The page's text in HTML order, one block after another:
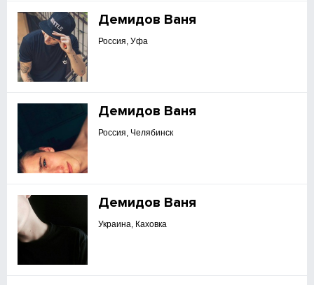
Демидов Ваня
Россия, Уфа
Демидов Ваня
Россия, Челябинск
Демидов Ваня
Украина, Каховка